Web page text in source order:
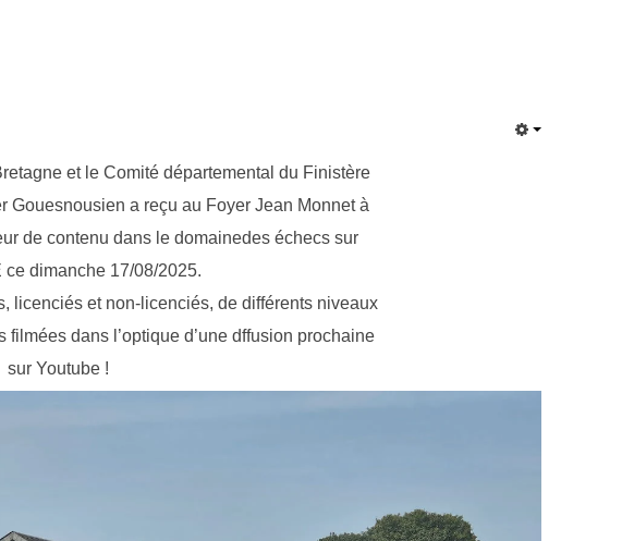
et le Comité départemental du Finistère
Gouesnousien a reçu au Foyer Jean Monnet à
de contenu dans le domainedes échecs sur
ce dimanche 17/08/2025.
licenciés et non-licenciés, de différents niveaux
dans l’optique d’une dffusion prochaine
sur Youtube !